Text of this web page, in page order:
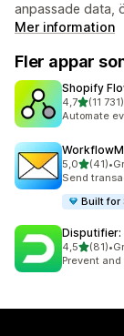
anpassade data,
Mer information
Fler appar
Shopify
4,7av 5(11 731)
11731
Automate
5,0av 5(41)
41 •
Send
Built for
Disputifier:
4,5av 5(81)
81 •
Prevent